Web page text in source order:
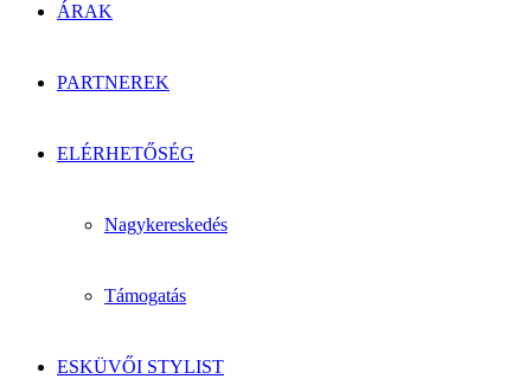
ÁRAK
PARTNEREK
ELÉRHETŐSÉG
Nagykereskedés
Támogatás
ESKÜVŐI STYLIST